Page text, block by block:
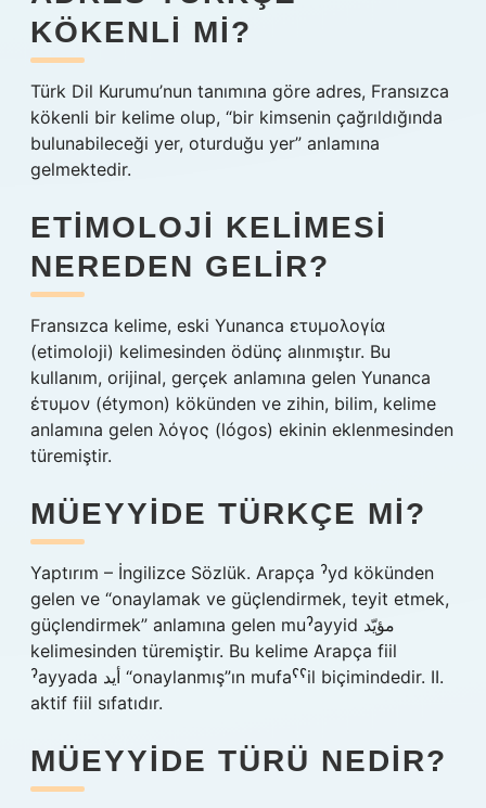
KÖKENLI MI?
Türk Dil Kurumu’nun tanımına göre adres, Fransızca
kökenli bir kelime olup, “bir kimsenin çağrıldığında
bulunabileceği yer, oturduğu yer” anlamına
gelmektedir.
ETIMOLOJI KELIMESI
NEREDEN GELIR?
Fransızca kelime, eski Yunanca ετυμολογία
(etimoloji) kelimesinden ödünç alınmıştır. Bu
kullanım, orijinal, gerçek anlamına gelen Yunanca
έτυμον (étymon) kökünden ve zihin, bilim, kelime
anlamına gelen λόγος (lógos) ekinin eklenmesinden
türemiştir.
MÜEYYIDE TÜRKÇE MI?
Yaptırım – İngilizce Sözlük. Arapça ˀyd kökünden
gelen ve “onaylamak ve güçlendirmek, teyit etmek,
güçlendirmek” anlamına gelen muˀayyid مؤيّد
kelimesinden türemiştir. Bu kelime Arapça fiil
ˀayyada أيد “onaylanmış”ın mufaˁˁil biçimindedir. II.
aktif fiil sıfatıdır.
MÜEYYIDE TÜRÜ NEDIR?